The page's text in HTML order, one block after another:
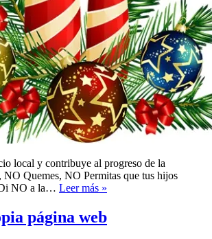
local y contribuye al progreso de la
Quemes, NO Permitas que tus hijos
NO a la… Leer más »
página web